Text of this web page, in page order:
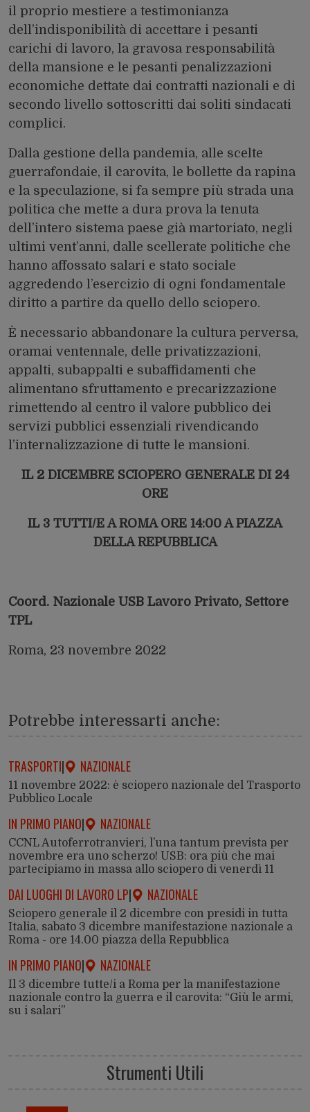
il proprio mestiere a testimonianza
dell’indisponibilità di accettare i pesanti
carichi di lavoro, la gravosa responsabilità
della mansione e le pesanti penalizzazioni
economiche dettate dai contratti nazionali e di
secondo livello sottoscritti dai soliti sindacati
complici.
Dalla gestione della pandemia, alle scelte
guerrafondaie, il carovita, le bollette da rapina
e la speculazione, si fa sempre più strada una
politica che mette a dura prova la tenuta
dell’intero sistema paese già martoriato, negli
ultimi vent’anni, dalle scellerate politiche che
hanno affossato salari e stato sociale
aggredendo l’esercizio di ogni fondamentale
diritto a partire da quello dello sciopero.
È necessario abbandonare la cultura perversa,
oramai ventennale, delle privatizzazioni,
appalti, subappalti e subaffidamenti che
alimentano sfruttamento e precarizzazione
rimettendo al centro il valore pubblico dei
servizi pubblici essenziali rivendicando
l’internalizzazione di tutte le mansioni.
IL 2 DICEMBRE SCIOPERO GENERALE DI 24
ORE
IL 3 TUTTI/E A ROMA ORE 14:00 A PIAZZA
DELLA REPUBBLICA
Coord. Nazionale USB Lavoro Privato, Settore
TPL
Roma, 23 novembre 2022
Potrebbe interessarti anche:
TRASPORTI| NAZIONALE
11 novembre 2022: è sciopero nazionale del Trasporto
Pubblico Locale
IN PRIMO PIANO| NAZIONALE
CCNL Autoferrotranvieri, l’una tantum prevista per
novembre era uno scherzo! USB: ora più che mai
partecipiamo in massa allo sciopero di venerdì 11
DAI LUOGHI DI LAVORO LP| NAZIONALE
Sciopero generale il 2 dicembre con presidi in tutta
Italia, sabato 3 dicembre manifestazione nazionale a
Roma - ore 14.00 piazza della Repubblica
IN PRIMO PIANO| NAZIONALE
Il 3 dicembre tutte/i a Roma per la manifestazione
nazionale contro la guerra e il carovita: “Giù le armi,
su i salari”
Strumenti Utili